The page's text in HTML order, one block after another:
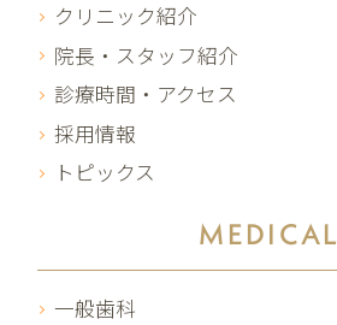
クリニック紹介
院長・スタッフ紹介
診療時間・アクセス
採用情報
トピックス
MEDICAL
一般歯科